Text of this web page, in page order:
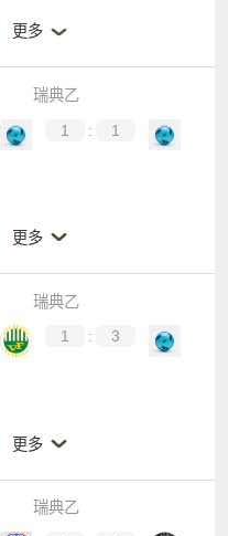
更多
瑞典乙
1 :
1
更多
瑞典乙
1 :
3
更多
瑞典乙